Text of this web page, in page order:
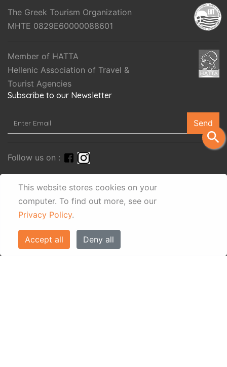
This website stores cookies on your
computer. To find out more, see our
Privacy Policy.
Accept all Deny all
search
The Greek Tourism Organization
MHTE 0829E60000088601
Member of HATTA
Hellenic Association of Travel &
Tourist Agencies
Subscribe to our Newsletter
Send
Follow us on :